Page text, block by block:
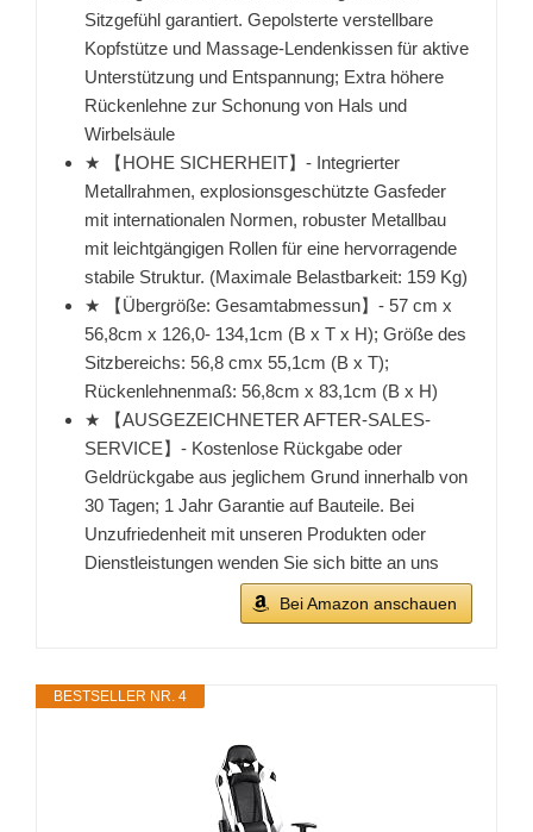
Sitzgefühl garantiert. Gepolsterte verstellbare
Kopfstütze und Massage-Lendenkissen für aktive
Unterstützung und Entspannung; Extra höhere
Rückenlehne zur Schonung von Hals und
Wirbelsäule
★ 【HOHE SICHERHEIT】- Integrierter
Metallrahmen, explosionsgeschützte Gasfeder
mit internationalen Normen, robuster Metallbau
mit leichtgängigen Rollen für eine hervorragende
stabile Struktur. (Maximale Belastbarkeit: 159 Kg)
★ 【Übergröße: Gesamtabmessun】- 57 cm x
56,8cm x 126,0- 134,1cm (B x T x H); Größe des
Sitzbereichs: 56,8 cmx 55,1cm (B x T);
Rückenlehnenmaß: 56,8cm x 83,1cm (B x H)
★ 【AUSGEZEICHNETER AFTER-SALES-
SERVICE】- Kostenlose Rückgabe oder
Geldrückgabe aus jeglichem Grund innerhalb von
30 Tagen; 1 Jahr Garantie auf Bauteile. Bei
Unzufriedenheit mit unseren Produkten oder
Dienstleistungen wenden Sie sich bitte an uns
Bei Amazon anschauen
BESTSELLER NR. 4